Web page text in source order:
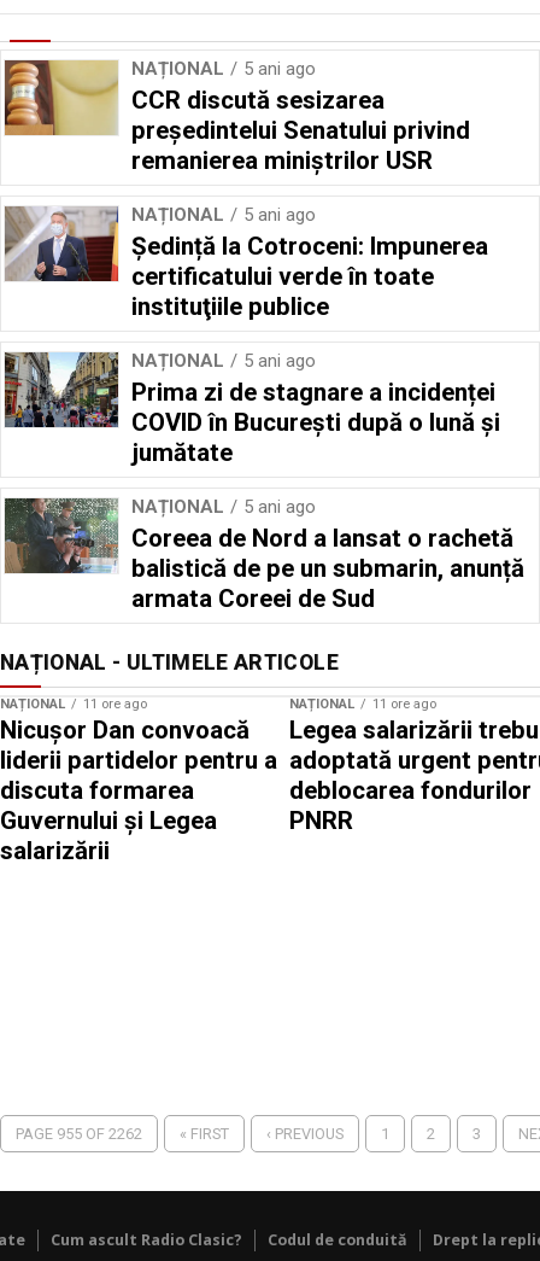
NAȚIONAL 5 ani ago
CCR discută sesizarea
președintelui Senatului privind
remanierea miniștrilor USR
NAȚIONAL 5 ani ago
Ședință la Cotroceni: Impunerea
certificatului verde în toate
instituţiile publice
NAȚIONAL 5 ani ago
Prima zi de stagnare a incidenței
COVID în București după o lună și
jumătate
NAȚIONAL 5 ani ago
Coreea de Nord a lansat o rachetă
balistică de pe un submarin, anunță
armata Coreei de Sud
NAȚIONAL - ULTIMELE ARTICOLE
NAȚIONAL 11 ore ago
Nicușor Dan convoacă
liderii partidelor pentru a
discuta formarea
Guvernului și Legea
salarizării
NAȚIONAL 11 ore ago
Legea salarizării
adoptată urgent
deblocarea fondurilor
PNRR
PAGE 955 OF 2262 « FIRST ‹ PREVIOUS 1 2 3
Cum ascult Radio Clasic? Codul de conduită Drept la